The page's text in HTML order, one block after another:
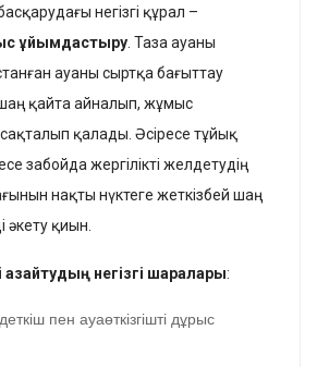
негізгі құрал –
ұйымдастыру . Таза ауаны
ауаны сыртқа бағыттау
қайта айналып, жұмыс
қалады. Әсіресе тұйық
забойда жергілікті желдетудің
нақты нүктеге жеткізбей шаң
әкету қиын.
азайтудың негізгі шаралары:
пен ауаөткізгішті дұрыс